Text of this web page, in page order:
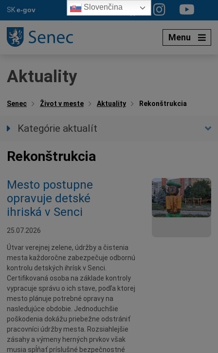
SKe-gov
Menu
Aktuality
Senec Život v meste Aktuality Rekonštrukcia
Kategórie aktualít
Spravodajstvo
Kultúra
Ocenenia
Dotácie
Údržba
Doprava
Oznamy
Mestský úrad
Projekty
Primátor
Otázky a odpovede
Napísali o nás
Rekonštrukcia
Mesto postupne
opravuje detské
ihriská v Senci
25.07.2026
Útvar verejnej zelene, údržby a čistenia
mesta každoročne zabezpečuje odbornú
kontrolu detských ihrísk v Senci.
Certifikovaná osoba na základe kontroly
vypracuje správu o ich stave, podľa ktorej
mesto plánuje potrebné opravy na
nasledujúce obdobie. Jednoduchšie
poškodenia dokážu priebežne odstrániť
pracovníci údržby mesta. Rozsiahlejšie
zásahy a výmeny herných prvkov však
musia spĺňať príslušné bezpečnostné
Slovenčina